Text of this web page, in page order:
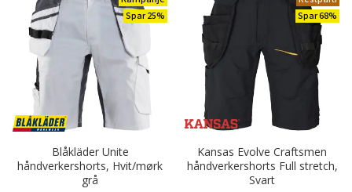
Spar 25%
Blåkläder Unite
håndverkershorts, Hvit/mørk
grå
Spar 68%
Kansas Evolve Craftsmen
håndverkershorts Full stretch,
Svart